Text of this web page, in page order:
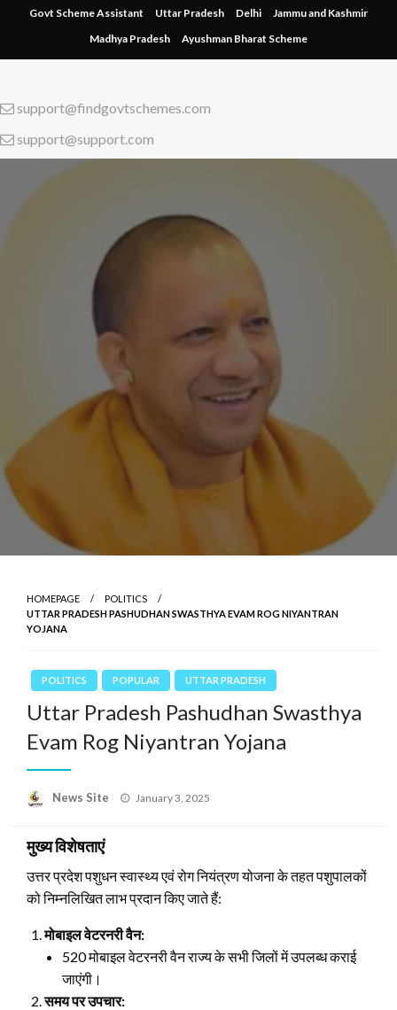
content
Govt Scheme Assistant Uttar Pradesh Delhi
Jammu and Kashmir
Madhya Pradesh
Ayushman Bharat Scheme
support@findgovtschemes.com
support@support.com
HOMEPAGE
POLITICS
UTTAR PRADESH PASHUDHAN SWASTHYA EVAM ROG NIYANTRAN
YOJANA
POLITICS POPULAR UTTAR PRADESH
Uttar Pradesh Pashudhan Swasthya
Evam Rog Niyantran Yojana
News Site
Posted
January 3, 2025
मुख्य विशेषताएं
उत्तर प्रदेश पशुधन स्वास्थ्य एवं रोग नियंत्रण योजना के तहत पशुपालकों
को निम्नलिखित लाभ प्रदान किए जाते हैं:
मोबाइल वेटरनरी वैन:
520 मोबाइल वेटरनरी वैन राज्य के सभी जिलों में उपलब्ध कराई
जाएंगी।
समय पर उपचार: